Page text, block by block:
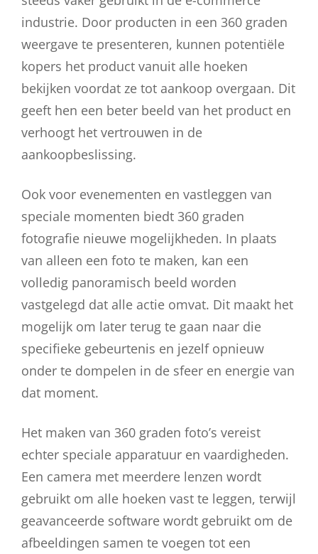
industrie. Door producten in een 360 graden
weergave te presenteren, kunnen potentiële
kopers het product vanuit alle hoeken
bekijken voordat ze tot aankoop overgaan. Dit
geeft hen een beter beeld van het product en
verhoogt het vertrouwen in de
aankoopbeslissing.
Ook voor evenementen en vastleggen van
speciale momenten biedt 360 graden
fotografie nieuwe mogelijkheden. In plaats
van alleen een foto te maken, kan een
volledig panoramisch beeld worden
vastgelegd dat alle actie omvat. Dit maakt het
mogelijk om later terug te gaan naar die
specifieke gebeurtenis en jezelf opnieuw
onder te dompelen in de sfeer en energie van
dat moment.
Het maken van 360 graden foto’s vereist
echter speciale apparatuur en vaardigheden.
Een camera met meerdere lenzen wordt
gebruikt om alle hoeken vast te leggen, terwijl
geavanceerde software wordt gebruikt om de
afbeeldingen samen te voegen tot een